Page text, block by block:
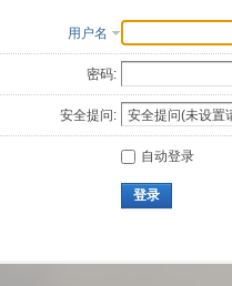
用户名
密码:
安全提问:
自动登录
登录